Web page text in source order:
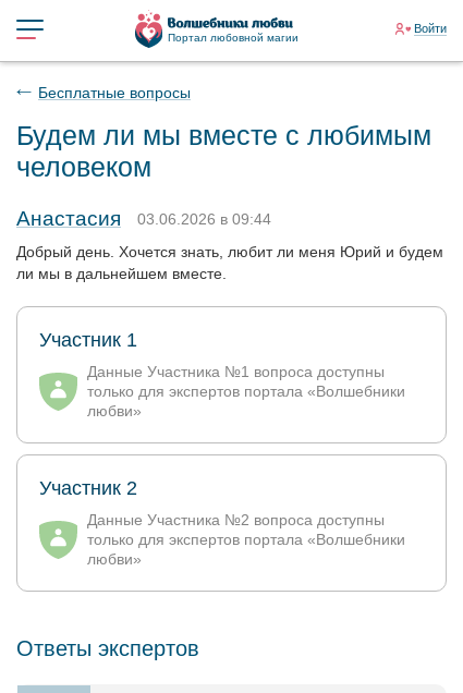
Портал любовной магии
Войти
Бесплатные вопросы
Будем ли мы вместе с любимым
человеком
Анастасия
03.06.2026 в 09:44
Добрый день. Хочется знать, любит ли меня Юрий и будем
ли мы в дальнейшем вместе.
Участник 1
Данные Участника №1 вопроса доступны
только для экспертов портала «Волшебники
любви»
Участник 2
Данные Участника №2 вопроса доступны
только для экспертов портала «Волшебники
любви»
Ответы экспертов